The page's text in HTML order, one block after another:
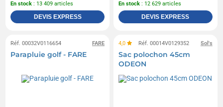
En stock : 13 409 articles
DEVIS EXPRESS
En stock : 12 629 articles
DEVIS EXPRESS
FARE
Réf. 00032V0116654
Parapluie golf - FARE
Sol's
4,0 Réf. 00014V0129352
Sac polochon 45cm
ODEON